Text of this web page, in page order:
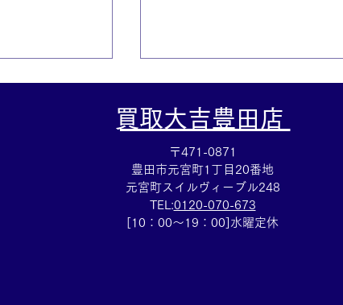
集めていた切手を売るなら豊
​買取大吉豊田店
〒471-0871
豊田市元宮町1丁目20番地
元宮町スイルヴィーブル248
TEL:0120-070-673
[10：00～19：00]水曜定休